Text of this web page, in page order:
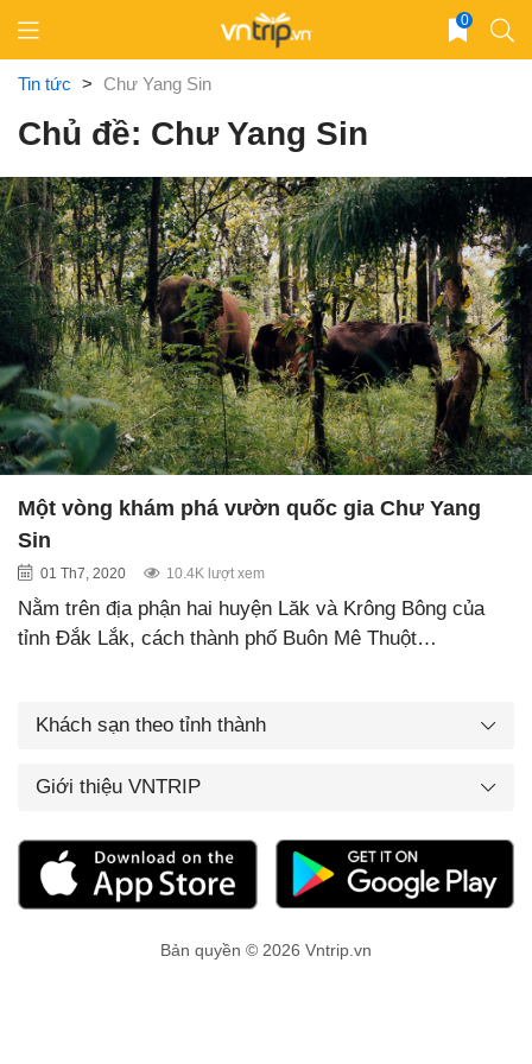
content
0
Tin tức > Chư Yang Sin
Chủ đề: Chư Yang Sin
Một vòng khám phá vườn quốc gia Chư Yang
Sin
01 Th7, 2020 10.4K lượt xem
Nằm trên địa phận hai huyện Lăk và Krông Bông của
tỉnh Đắk Lắk, cách thành phố Buôn Mê Thuột…
Khách sạn theo tỉnh thành
Giới thiệu VNTRIP
Bản quyền © 2026 Vntrip.vn